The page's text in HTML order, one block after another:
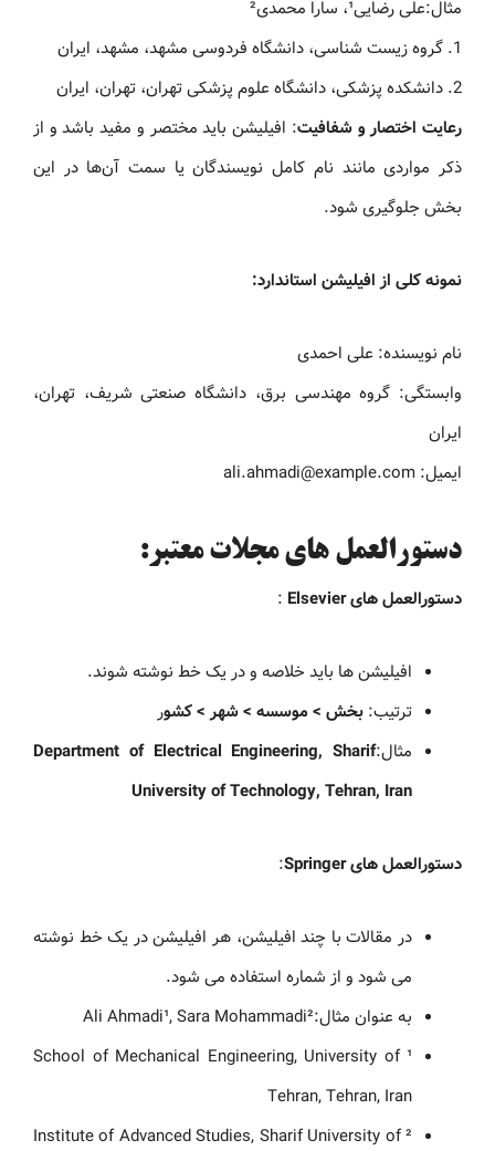
مثال:علی رضایی¹، سارا محمدی²
1. گروه زیست شناسی، دانشگاه فردوسی مشهد، مشهد، ایران
2. دانشکده پزشکی، دانشگاه علوم پزشکی تهران، تهران، ایران
رعایت اختصار و شفافیت: افیلیشن باید مختصر و مفید باشد و از
ذکر مواردی مانند نام کامل نویسندگان یا سمت آن‌ها در این
بخش جلوگیری شود.
نمونه کلی از افیلیشن استاندارد:
نام نویسنده: علی احمدی
وابستگی: گروه مهندسی برق، دانشگاه صنعتی شریف، تهران،
ایران
ایمیل: ali.ahmadi@example.com
دستورالعمل های مجلات معتبر:
دستورالعمل های Elsevier :
افیلیشن ها باید خلاصه و در یک خط نوشته شوند.
ترتیب: بخش > موسسه > شهر > کشور
مثال:Department of Electrical Engineering, Sharif
University of Technology, Tehran, Iran
دستورالعمل های Springer :
در مقالات با چند افیلیشن، هر افیلیشن در یک خط نوشته
می شود و از شماره استفاده می شود.
به عنوان مثال:Ali Ahmadi¹, Sara Mohammadi²
¹ School of Mechanical Engineering, University of
Tehran, Tehran, Iran
² Institute of Advanced Studies, Sharif University of